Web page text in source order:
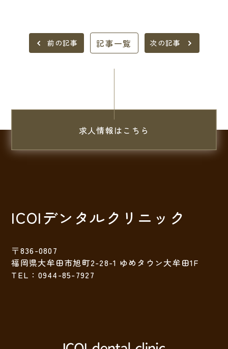
前の記事 記事一覧 次の記事
求人情報はこちら
ICOIデンタルクリニック
〒836-0807
福岡県大牟田市旭町2-28-1 ゆめタウン大牟田1F
TEL：0944-85-7927